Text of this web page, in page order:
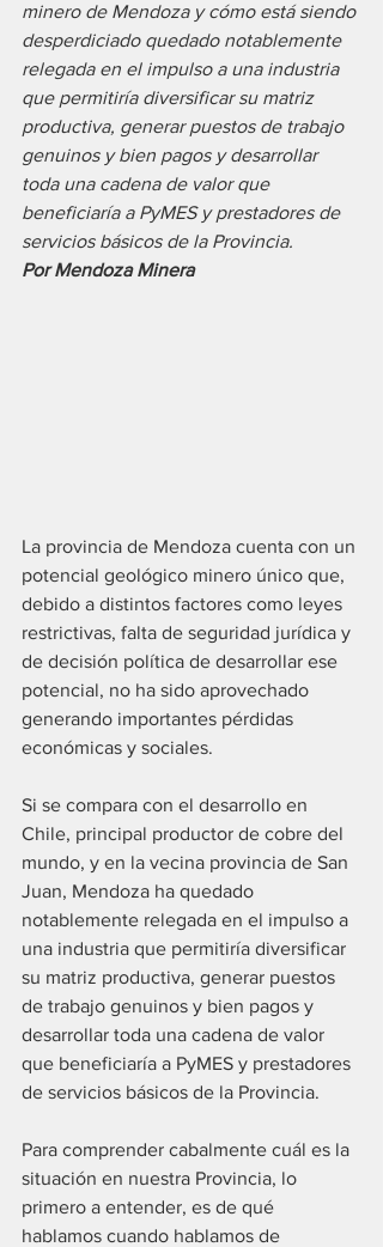
minero de Mendoza y cómo está siendo
desperdiciado quedado notablemente
relegada en el impulso a una industria
que permitiría diversificar su matriz
productiva, generar puestos de trabajo
genuinos y bien pagos y desarrollar
toda una cadena de valor que
beneficiaría a PyMES y prestadores de
servicios básicos de la Provincia.
Por Mendoza Minera
La provincia de Mendoza cuenta con un
potencial geológico minero único que,
debido a distintos factores como leyes
restrictivas, falta de seguridad jurídica y
de decisión política de desarrollar ese
potencial, no ha sido aprovechado
generando importantes pérdidas
económicas y sociales.
Si se compara con el desarrollo en
Chile, principal productor de cobre del
mundo, y en la vecina provincia de San
Juan, Mendoza ha quedado
notablemente relegada en el impulso a
una industria que permitiría diversificar
su matriz productiva, generar puestos
de trabajo genuinos y bien pagos y
desarrollar toda una cadena de valor
que beneficiaría a PyMES y prestadores
de servicios básicos de la Provincia.
Para comprender cabalmente cuál es la
situación en nuestra Provincia, lo
primero a entender, es de qué
hablamos cuando hablamos de